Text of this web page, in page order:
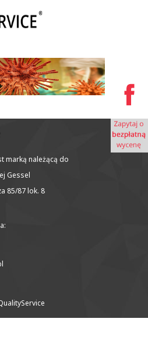
marką należącą do
Gessel
85/87 lok. 8